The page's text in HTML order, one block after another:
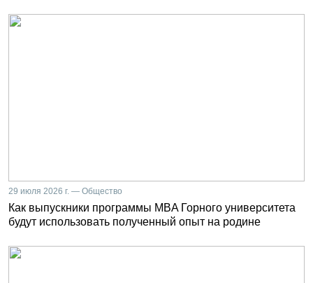
29 июля 2026 г. — Общество
Как выпускники программы MBA Горного университета
будут использовать полученный опыт на родине